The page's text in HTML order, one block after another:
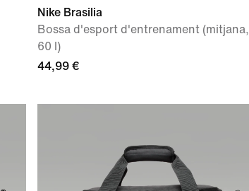
Nike Brasilia
Bossa d'esport d'entrenament (mitjana,
60 l)
44,99 €